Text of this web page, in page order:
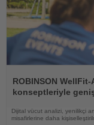
Oku
ROBINSON
konseptleriyle
Dijital vücut analizi, yenilikçi
misafirlerine daha